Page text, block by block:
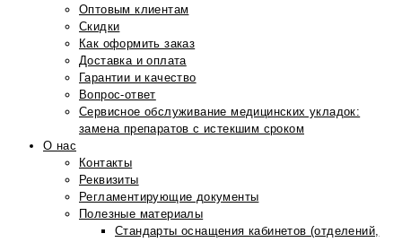
Оптовым клиентам
Скидки
Как оформить заказ
Доставка и оплата
Гарантии и качество
Вопрос-ответ
Сервисное обслуживание медицинских укладок:
замена препаратов с истекшим сроком
О нас
Контакты
Реквизиты
Регламентирующие документы
Полезные материалы
Стандарты оснащения кабинетов (отделений,